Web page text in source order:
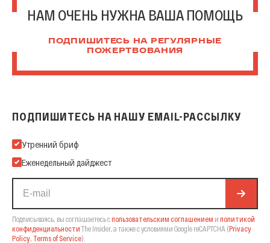
НАМ ОЧЕНЬ НУЖНА ВАША ПОМОЩЬ
ПОДПИШИТЕСЬ НА РЕГУЛЯРНЫЕ
ПОЖЕРТВОВАНИЯ
ПОДПИШИТЕСЬ НА НАШУ EMAIL-РАССЫЛКУ
Подпишитесь на нашу Email-рассылку
Утренний бриф
Еженедельный дайджест
Подписываясь, вы соглашаетесь спользовательским соглашением и политикой
конфиденциальности The Insider, а также с условиями Google reCAPTCHA (Privacy
Policy, Terms of Service).